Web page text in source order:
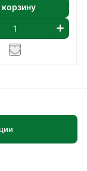
корзину